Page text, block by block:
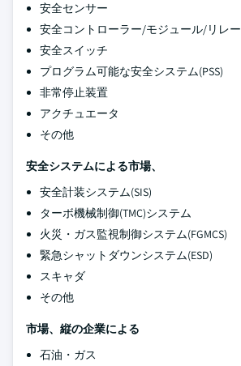
安全センサー
安全コントローラー/モジュール/リレー
安全スイッチ
プログラム可能な安全システム(PSS)
非常停止装置
アクチュエータ
その他
安全システムによる市場、
安全計装システム(SIS)
ターボ機械制御(TMC)システム
火災・ガス監視制御システム(FGMCS)
緊急シャットダウンシステム(ESD)
スキャダ
その他
市場、縦の企業による
石油・ガス